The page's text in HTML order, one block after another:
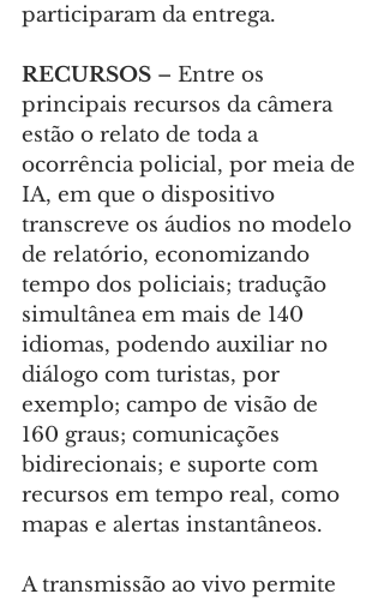
participaram da entrega.
RECURSOS – Entre os
principais recursos da câmera
estão o relato de toda a
ocorrência policial, por meia de
IA, em que o dispositivo
transcreve os áudios no modelo
de relatório, economizando
tempo dos policiais; tradução
simultânea em mais de 140
idiomas, podendo auxiliar no
diálogo com turistas, por
exemplo; campo de visão de
160 graus; comunicações
bidirecionais; e suporte com
recursos em tempo real, como
mapas e alertas instantâneos.
A transmissão ao vivo permite